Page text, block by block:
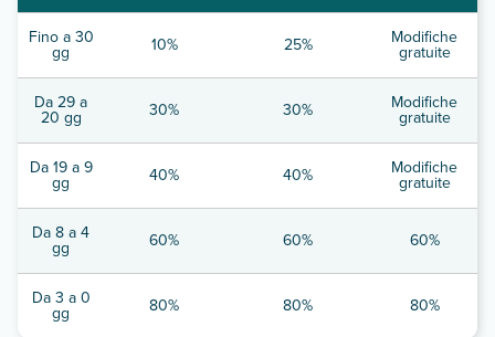
Fino a 30
gg 10% 25% Modifiche
gratuite
Da 29 a
20 gg 30% 30% Modifiche
gratuite
Da 19 a 9
gg 40% 40% Modifiche
gratuite
Da 8 a 4
gg 60% 60% 60%
Da 3 a 0
gg 80% 80% 80%